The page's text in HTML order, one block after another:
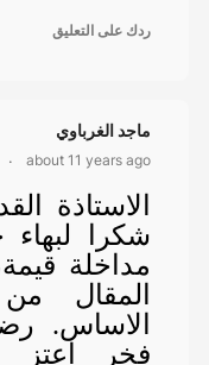
ردك على التعليق
ماجد الغرباوي
about 11 years ago
الاستاذة
شكرا
مداخلة
المقال
الاساس.
فخر اعتز